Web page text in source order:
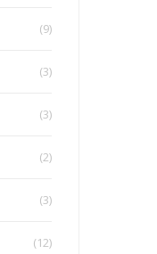
(9)
(3)
(3)
(2)
(3)
(12)